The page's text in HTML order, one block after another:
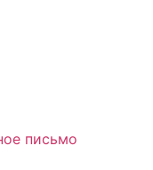
письмо